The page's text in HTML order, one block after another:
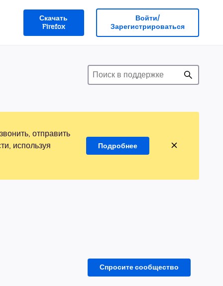
Скачать
Firefox
Войти/
Зарегистрироваться
отправить
используя
Подробнее
Спросите сообщество